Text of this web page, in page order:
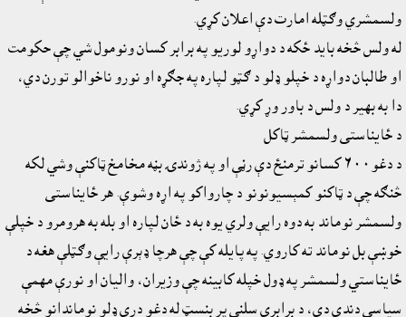
ولسمشري وګټله امارت دې اعلان کړي.
له ولس څخه بايد ځکه د دواړو لوريو په برابر کسان ونومول شي چې حکومت
او طالبان دواړه د خپلو ډلو د ګټو لپاره په جګړه او نورو ناخوالو تورن دي،
دا به بهير د ولس د باور وړ کړي.
د ځايناستى ولسمشر ټاکل
د دغو٦٠٠ کسانو ترمنځ دې رڼې او په ژوندۍ بڼه مخامخ ټاکنې وشي لکه
څنګه چې د ټاکنو کمېسيونونو د چارواکو په اړه وشوې. هر ځايناستى
ولسمشر نوماند به دوه رايې ولري يوه به د ځان لپاره او بله به هرومرو د خپلې
خوښې بل نوماند ته کاروي. په پايله کې چې هرچا ډېرې رايې وګټلې هغه د
ځايناستي ولسمشر په ډول خپله کابينه چې وزيران، واليان او نورې مهمې
سياسي دندې دي، د برابرې سلنې پر بنسټ له دغو درې ډلو نوماندانو څخه